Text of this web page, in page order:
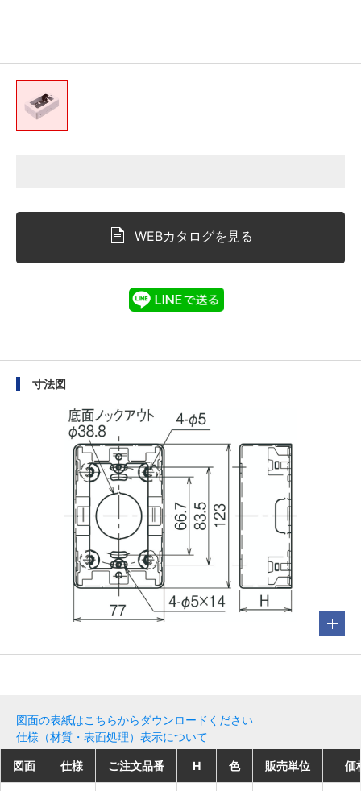
WEBカタログを見る
寸法図
図面の表紙はこちらからダウンロードください
仕様（材質・表面処理）表示について
図面 仕様 ご注文品番 H 色 販売単位 価
図面 仕様 ご注文品番 H 色 販売単位 価
図面 仕様 ご注文品番 H 色 販売単位 価
図面 仕様 ご注文品番 H 色 販売単位 価